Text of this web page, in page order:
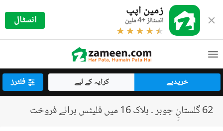
زمین اپپ
انسٹالز +4 ملین انسٹال
خریدیے کرایہ کے لیے فلٹرز
62 گلستانِِ جوہر ۔ بلاک 16 میں فلیٹس برائے فروخت